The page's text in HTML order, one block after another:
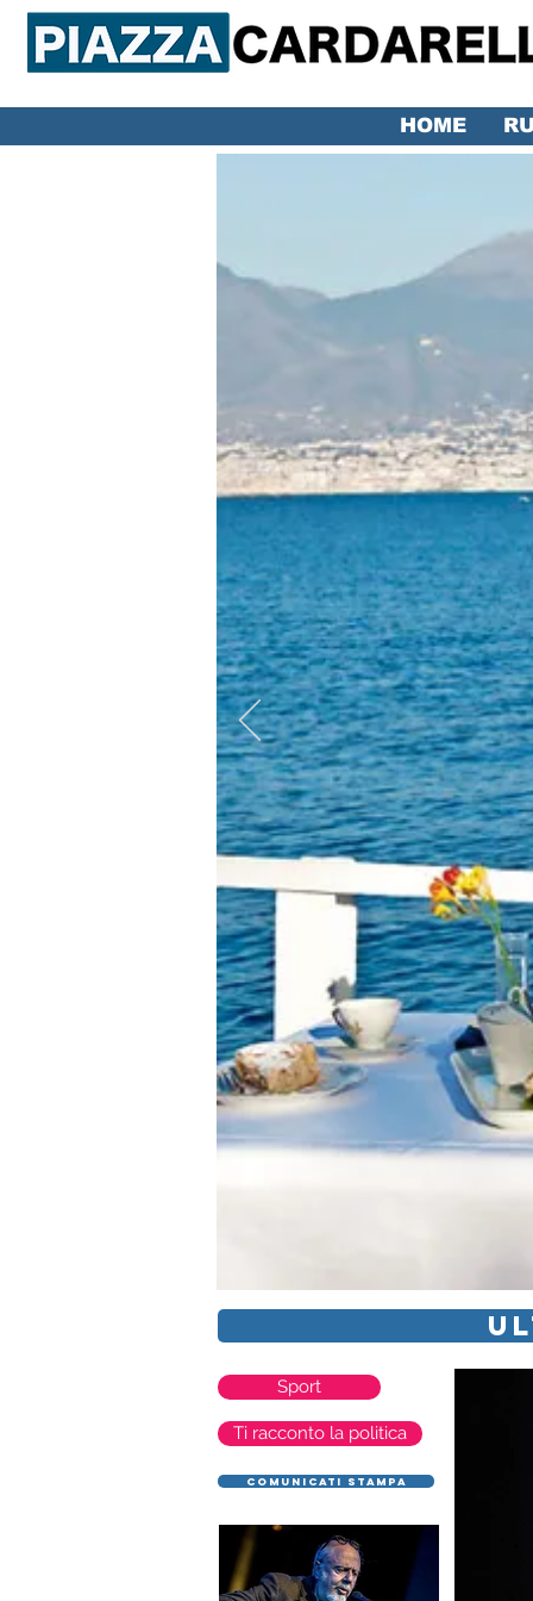
HOME
AL VIA NEL
Sport
Ti racconto la politica
COMUNICATI STAMPA